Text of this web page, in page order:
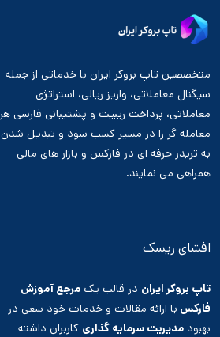
متخصصین تاپ بروکر ایران با خدماتی از جمله
سیگنال معاملاتی، واریز ریالی، استراتژی
معاملاتی، پرداخت ریبیت و پشتیبانی فارسی هر
معامله گر را در مسیر کسب سود و تبدیل شدن
به تریدر حرفه ای در فارکس و بازار های مالی
همراهی می نمایند.
افشای ریسک
تاپ بروکر ایران در قالب یک مرجع آموزش
فارکس با ارائه مقالات و خدمات خود سعی در
بهبود مدیریت سرمایه گذاری کاربران داشته